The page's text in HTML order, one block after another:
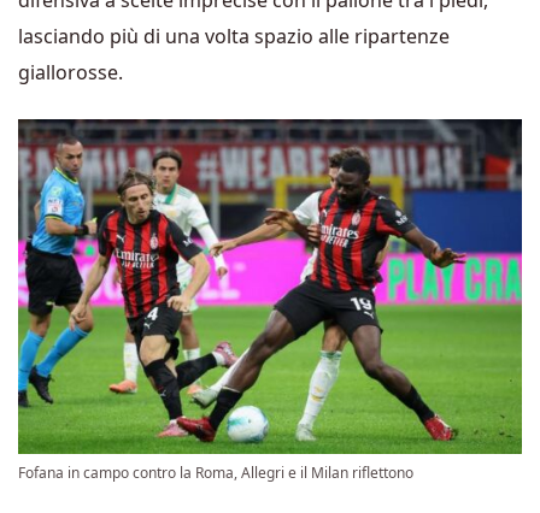
lasciando più di una volta spazio alle ripartenze
giallorosse.
Fofana in campo contro la Roma, Allegri e il Milan riflettono